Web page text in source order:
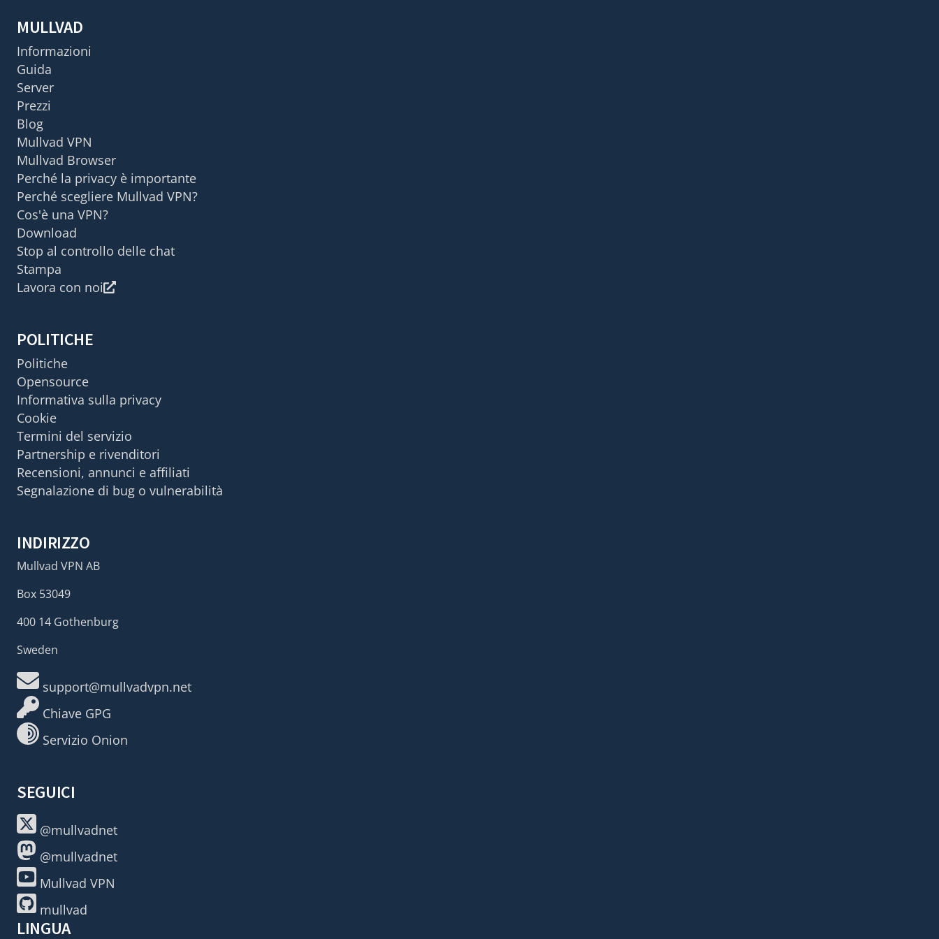
MULLVAD
Informazioni
Guida
Server
Prezzi
Blog
Mullvad VPN
Mullvad Browser
Perché la privacy è importante
Perché scegliere Mullvad VPN?
Cos'è una VPN?
Download
Stop al controllo delle chat
Stampa
Lavora con noi
POLITICHE
Politiche
Opensource
Informativa sulla privacy
Cookie
Termini del servizio
Partnership e rivenditori
Recensioni, annunci e affiliati
Segnalazione di bug o vulnerabilità
INDIRIZZO
Mullvad VPN AB
Box 53049
400 14 Gothenburg
Sweden
support@mullvadvpn.net
Chiave GPG
Servizio Onion
SEGUICI
@mullvadnet
@mullvadnet
Mullvad VPN
mullvad
LINGUA